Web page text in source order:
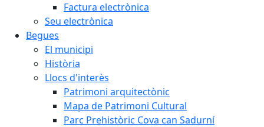
Factura electrònica
Seu electrònica
Begues
El municipi
Història
Llocs d'interès
Patrimoni arquitectònic
Mapa de Patrimoni Cultural
Parc Prehistòric Cova can Sadurní